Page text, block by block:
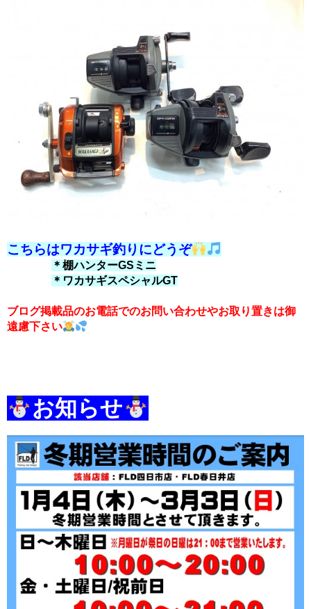
こちらはワカサギ釣りにどうぞ
＊棚ハンターGSミニ
＊ワカサギスペシャルGT
ブログ掲載品のお電話でのお問い合わせやお取り置きは御
遠慮下さい
お知らせ